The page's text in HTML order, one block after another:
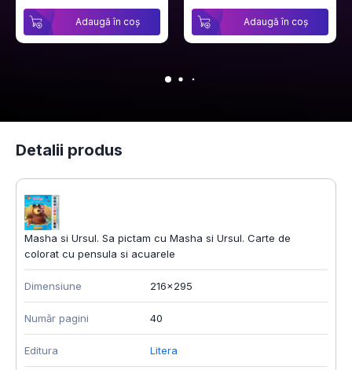
Adaugă în coș Adaugă în coș
Detalii produs
Masha si Ursul. Sa pictam cu Masha si Ursul. Carte de
colorat cu pensula si acuarele
Dimensiune 216x295
Număr pagini 40
Editura Litera